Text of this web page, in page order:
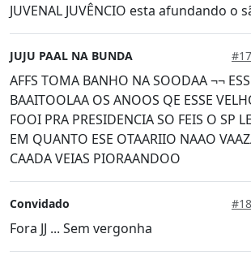
JUVENAL JUVÊNCIO esta afundando o
JUJU PAAL NA BUNDA #17
AFFS TOMA BANHO NA SOODAA ¬¬
BAAITOOLAA OS ANOOS QE ESSE
FOOI PRA PRESIDENCIA SO FEIS O SP
EM QUANTO ESE OTAARIIO NAAO
CAADA VEIAS PIORAANDOO
Convidado #18
Fora JJ ... Sem vergonha